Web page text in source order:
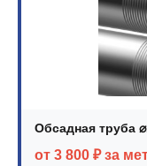
Обсадная труба
от 3 800 ₽ за